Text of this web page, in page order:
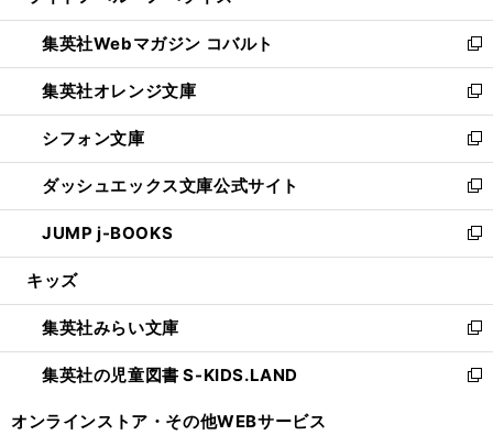
開
く
ウ
で
開
く
ン
ド
ウ
で
開
く
ウ
ィ
ン
ド
ウ
で
開
く
集英社Webマガジン コバルト
新
し
い
ウ
ィ
ン
ド
ウ
で
開
集英社オレンジ文庫
新
し
い
ウ
ィ
ン
ド
ウ
開
く
シフォン文庫
新
し
い
ウ
ィ
ン
ウ
で
開
く
ダッシュエックス文庫公式サイト
新
し
い
ウ
ン
ド
ウ
で
JUMP j-BOOKS
新
し
ウ
ィ
ン
ド
キッズ
集英社みらい文庫
新
し
い
集英社の児童図書 S-KIDS.LAND
新
オンラインストア・ その他WEBサービス